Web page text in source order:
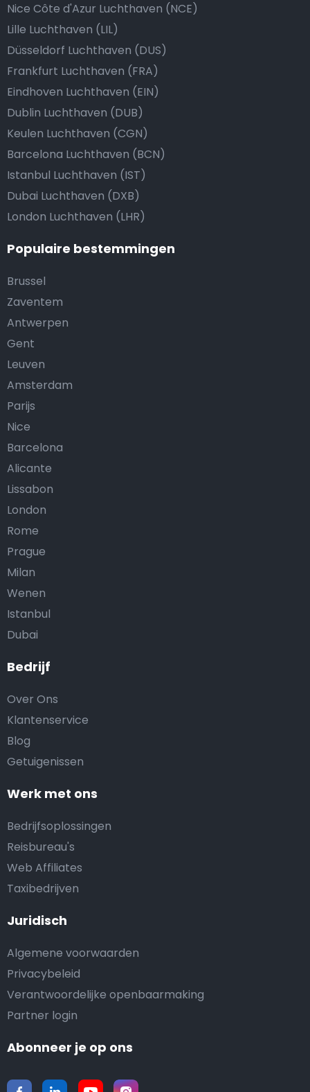
Bedrijf
Over Ons
Klantenservice
Blog
Getuigenissen
Werk met ons
Bedrijfsoplossingen
Reisbureau's
Web Affiliates
Taxibedrijven
Juridisch
Algemene voorwaarden
Privacybeleid
Verantwoordelijke openbaarmaking
Partner login
Nice Côte d'Azur Luchthaven (NCE)
Lille Luchthaven (LIL)
Düsseldorf Luchthaven (DUS)
Frankfurt Luchthaven (FRA)
Eindhoven Luchthaven (EIN)
Dublin Luchthaven (DUB)
Keulen Luchthaven (CGN)
Barcelona Luchthaven (BCN)
Istanbul Luchthaven (IST)
Dubai Luchthaven (DXB)
London Luchthaven (LHR)
Populaire bestemmingen
Brussel
Zaventem
Antwerpen
Gent
Leuven
Amsterdam
Parijs
Nice
Barcelona
Alicante
Lissabon
London
Rome
Prague
Milan
Wenen
Istanbul
Dubai
Abonneer je op ons